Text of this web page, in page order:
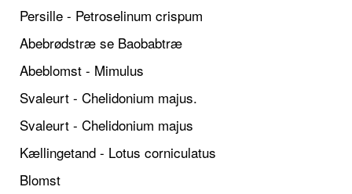
Persille - Petroselinum crispum
Abebrødstræ se Baobabtræ
Abeblomst - Mimulus
Svaleurt - Chelidonium majus.
Svaleurt - Chelidonium majus
Kællingetand - Lotus corniculatus
Blomst